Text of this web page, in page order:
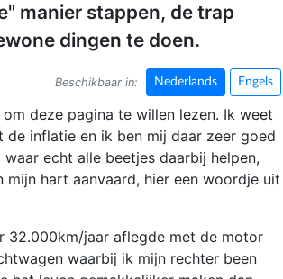
manier stappen, de trap
dingen te doen.
Beschikbaar in: Nederlands Engels
deze pagina te willen lezen. Ik weet
inflatie en ik ben mij daar zeer goed
echt alle beetjes daarbij helpen,
hart aanvaard, hier een woordje uit
32.000km/jaar aflegde met de motor
waarbij ik mijn rechter been